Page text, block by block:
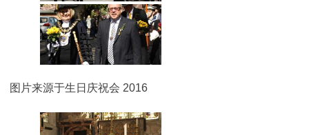
图片来源于生日庆祝会 2016